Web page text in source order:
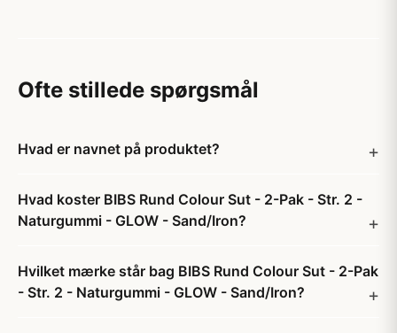
Ofte stillede spørgsmål
Hvad er navnet på produktet?
Hvad koster BIBS Rund Colour Sut - 2-Pak - Str. 2 -
Naturgummi - GLOW - Sand/Iron?
Hvilket mærke står bag BIBS Rund Colour Sut - 2-Pak
- Str. 2 - Naturgummi - GLOW - Sand/Iron?